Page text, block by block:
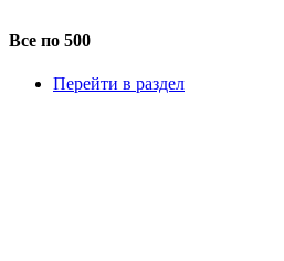
Все по 500
Перейти в раздел